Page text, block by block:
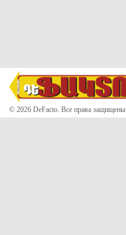
© 2026 DeFacto. Все права защищены